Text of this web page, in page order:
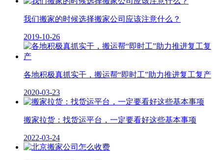
我们搬家的时候选择搬家公司应该注意什么？
2019-10-26
各地积极真抓实干，搬运帮“即时工”助力推进复工复产
2020-03-23
搬家拉货：找货运平台，一定要看好这些基本事项
2022-03-24